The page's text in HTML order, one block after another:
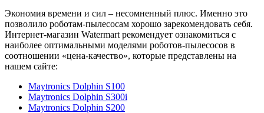
Экономия времени и сил – несомненный плюс. Именно это
позволило роботам-пылесосам хорошо зарекомендовать себя.
Интернет-магазин Watermart рекомендует ознакомиться с
наиболее оптимальными моделями роботов-пылесосов в
соотношении «цена-качество», которые представлены на
нашем сайте:
Maytronics Dolphin S100
Maytronics Dolphin S300i
Maytronics Dolphin S200